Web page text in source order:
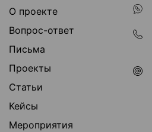
О проекте
Вопрос-ответ
Письма
Проекты
Статьи
Кейсы
Мероприятия